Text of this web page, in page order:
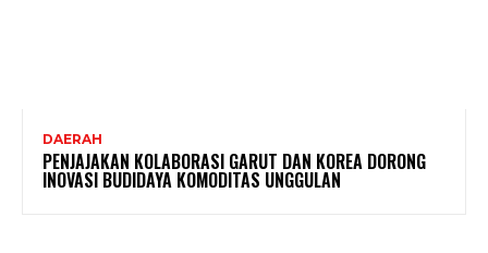
DAERAH
PENJAJAKAN KOLABORASI GARUT DAN KOREA DORONG
INOVASI BUDIDAYA KOMODITAS UNGGULAN